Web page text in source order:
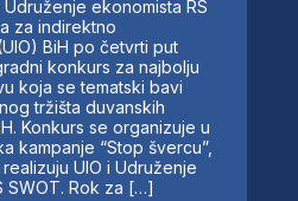
Udruženje ekonomista RS
za indirektno
BiH po četvrti put
konkurs za najbolju
koja se tematski bavi
tržišta duvanskih
Konkurs se organizuje u
kampanje “Stop švercu”,
UIO i Udruženje
SWOT. Rok za […]